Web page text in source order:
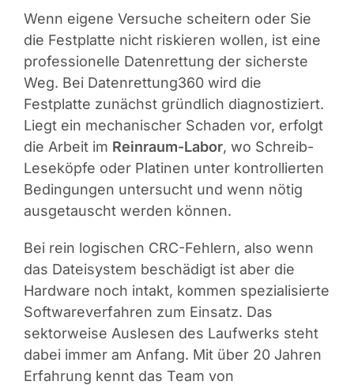
Wenn eigene Versuche scheitern oder Sie
die Festplatte nicht riskieren wollen, ist eine
professionelle Datenrettung der sicherste
Weg. Bei Datenrettung360 wird die
Festplatte zunächst gründlich diagnostiziert.
Liegt ein mechanischer Schaden vor, erfolgt
die Arbeit im Reinraum-Labor, wo Schreib-
Leseköpfe oder Platinen unter kontrollierten
Bedingungen untersucht und wenn nötig
ausgetauscht werden können.
Bei rein logischen CRC-Fehlern, also wenn
das Dateisystem beschädigt ist aber die
Hardware noch intakt, kommen spezialisierte
Softwareverfahren zum Einsatz. Das
sektorweise Auslesen des Laufwerks steht
dabei immer am Anfang. Mit über 20 Jahren
Erfahrung kennt das Team von